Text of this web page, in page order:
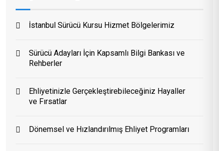
İstanbul Sürücü Kursu Hizmet Bölgelerimiz
Sürücü Adayları İçin Kapsamlı Bilgi Bankası ve
Rehberler
Ehliyetinizle Gerçekleştirebileceğiniz Hayaller
ve Fırsatlar
Dönemsel ve Hızlandırılmış Ehliyet Programları
Eğitim Danışmanı
En Hızlı Sürücü Kursu
Bugün 12:48